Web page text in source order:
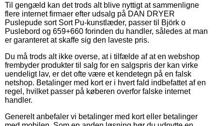
Til gengæld kan det trods alt blive nyttigt at sammenligne
flere internet firmaer efter udsalg på DAN DRYER
Puslepude sort Sort Pu-kunstlæder, passer til Björk o
Puslebord og 659+660 forinden du handler, således at man
er garanteret at skaffe sig den laveste pris.
Du må trods alt ikke overse, at i tilfælde af at en webshop
frembyder produkter til salg for en salgspris der kan virke
uendeligt lav, er det ofte være et kendetegn på en falsk
netshop. Betalinger med kort er i hvert fald indbefattet af en
regel, hvilket passer på køberen overfor falske internet
handler.
Generelt anbefaler vi betalinger med kort eller betalinger